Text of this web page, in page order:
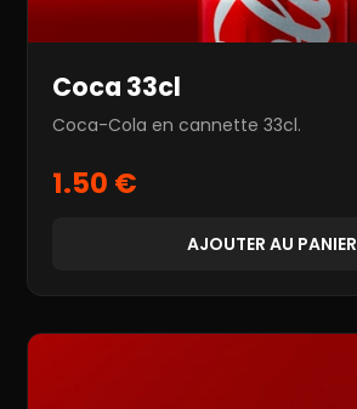
Coca 33cl
Coca-Cola en cannette 33cl.
1.50 €
AJOUTER AU PANIER